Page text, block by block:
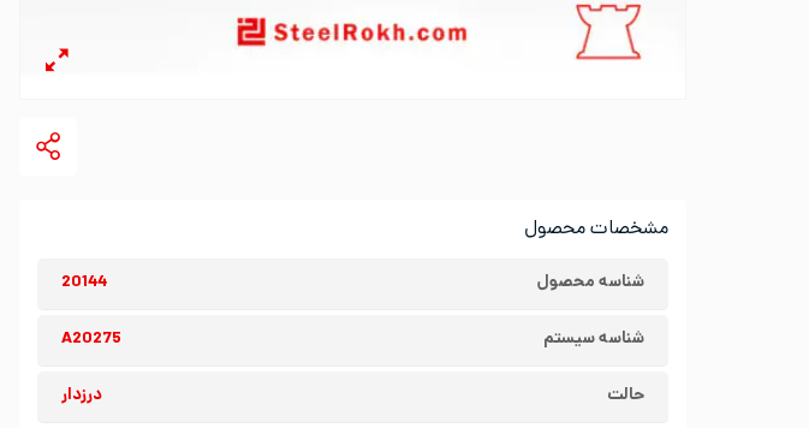
مشخصات محصول
شناسه محصول 20144
شناسه سیستم A20275
حالت درزدار